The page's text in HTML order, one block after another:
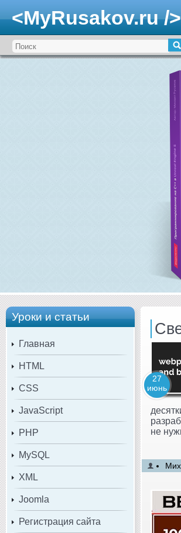
<MyRusakov.ru />
Уроки и статьи
Главная
HTML
CSS
JavaScript
PHP
MySQL
XML
Joomla
Регистрация сайта
27
июнь
не